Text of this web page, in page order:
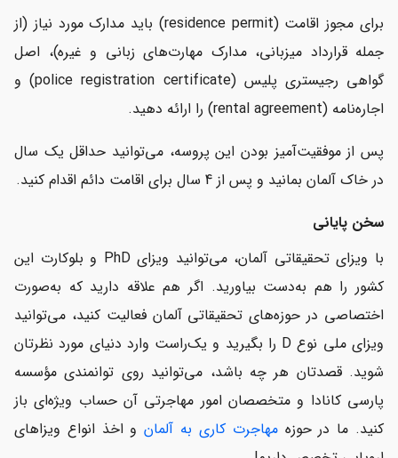
برای مجوز اقامت (residence permit) باید مدارک مورد نیاز (از
جمله قرارداد میزبانی، مدارک مهارت‌های زبانی و غیره)، اصل
گواهی رجیستری پلیس (police registration certificate) و
اجاره‌نامه (rental agreement) را ارائه دهید.
پس از موفقیت‌آمیز بودن این پروسه، می‌توانید حداقل یک سال
در خاک آلمان بمانید و پس از 4 سال برای اقامت دائم اقدام کنید.
سخن پایانی
با ویزای تحقیقاتی آلمان، می‌توانید ویزای PhD و بلوکارت این
کشور را هم به‌دست بیاورید. اگر هم علاقه دارید که به‌صورت
اختصاصی در حوزه‌های تحقیقاتی آلمان فعالیت کنید، می‌توانید
ویزای ملی نوع D را بگیرید و یک‌راست وارد دنیای مورد نظرتان
شوید. قصدتان هر چه باشد، می‌توانید روی توانمندی مؤسسه
پارسی کانادا و متخصصان امور مهاجرتی آن حساب ویژه‌ای باز
کنید. ما در حوزهمهاجرت کاری به آلمانو اخذ انواع ویزاهای